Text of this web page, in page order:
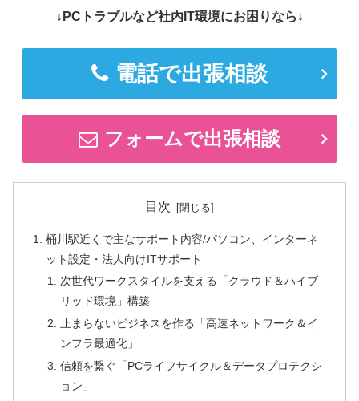
↓PCトラブルなど社内IT環境にお困りなら↓
電話で出張相談
フォームで出張相談
目次
桶川駅近くで主なサポート内容/パソコン、インターネ
ット設定・法人向けITサポート
次世代ワークスタイルを支える「クラウド＆ハイブ
リッド環境」構築
止まらないビジネスを作る「高速ネットワーク＆イ
ンフラ最適化」
信頼を繋ぐ「PCライフサイクル＆データプロテクシ
ョン」